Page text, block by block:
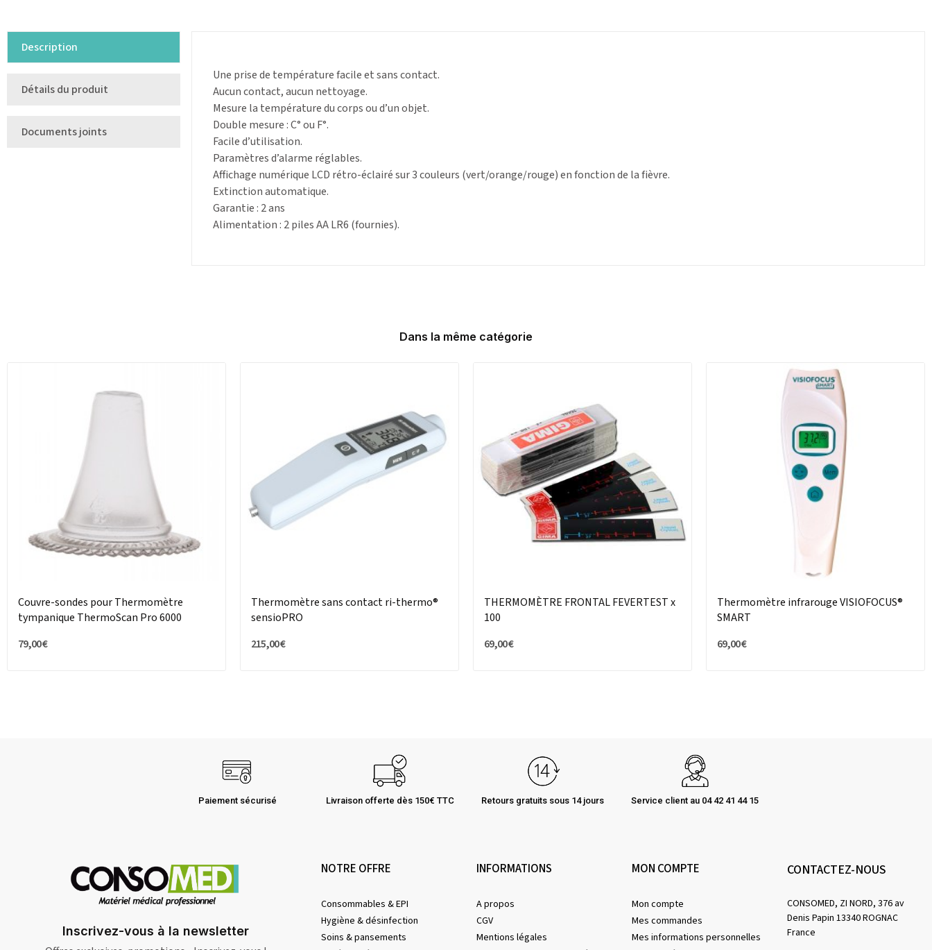
Description
Détails du produit
Documents joints
Une prise de température facile et sans contact.
Aucun contact, aucun nettoyage.
Mesure la température du corps ou d’un objet.
Double mesure : C° ou F°.
Facile d’utilisation.
Paramètres d’alarme réglables.
Affichage numérique LCD rétro-éclairé sur 3 couleurs (vert/orange/rouge) en fonction de la fièvre.
Extinction automatique.
Garantie : 2 ans
Alimentation : 2 piles AA LR6 (fournies).
Dans la même catégorie
Couvre-sondes pour Thermomètre
tympanique ThermoScan Pro 6000
79,00 €
Thermomètre sans contact ri-thermo®
sensioPRO
215,00 €
THERMOMÈTRE FRONTAL FEVERTEST x
100
69,00 €
Thermomètre infrarouge VISIOFOCUS®
SMART
69,00 €
Paiement sécurisé Livraison offerte dès 150€ TTC Retours gratuits sous 14 jours Service client au 04 42 41 44 15
Inscrivez-vous à la newsletter
NOTRE OFFRE
Consommables & EPI
Hygiène & désinfection
Soins & pansements
INFORMATIONS
A propos
CGV
Mentions légales
MON COMPTE
Mon compte
Mes commandes
Mes informations personnelles
CONTACTEZ-NOUS
CONSOMED, ZI NORD, 376 av
Denis Papin 13340 ROGNAC
France